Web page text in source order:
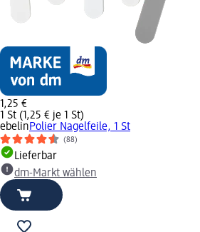
1,25 €
1 St (1,25 € je 1 St)
ebelinPolier Nagelfeile, 1 St
(88)
Lieferbar
dm-Markt wählen